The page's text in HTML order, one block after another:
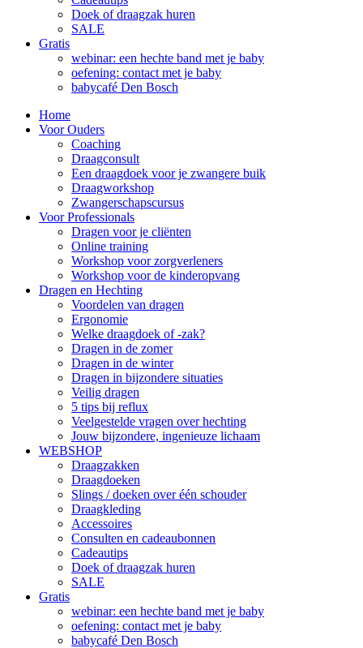
Doek of draagzak huren
SALE
Gratis
webinar: een hechte band met je baby
oefening: contact met je baby
babycafé Den Bosch
Home
Voor Ouders
Coaching
Draagconsult
Een draagdoek voor je zwangere buik
Draagworkshop
Zwangerschapscursus
Voor Professionals
Dragen voor je cliënten
Online training
Workshop voor zorgverleners
Workshop voor de kinderopvang
Dragen en Hechting
Voordelen van dragen
Ergonomie
Welke draagdoek of -zak?
Dragen in de zomer
Dragen in de winter
Dragen in bijzondere situaties
Veilig dragen
5 tips bij reflux
Veelgestelde vragen over hechting
Jouw bijzondere, ingenieuze lichaam
WEBSHOP
Draagzakken
Draagdoeken
Slings / doeken over één schouder
Draagkleding
Accessoires
Consulten en cadeaubonnen
Cadeautips
Doek of draagzak huren
SALE
Gratis
webinar: een hechte band met je baby
oefening: contact met je baby
babycafé Den Bosch